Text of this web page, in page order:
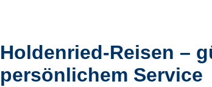
Holdenried-Reisen –
persönlichem Service